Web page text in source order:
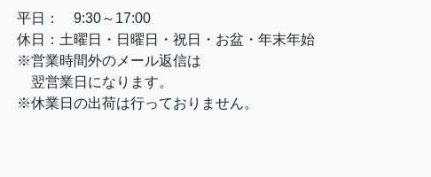
平日： 9:30～17:00
休日：土曜日・日曜日・祝日・お盆・年末年始
※営業時間外のメール返信は
翌営業日になります。
※休業日の出荷は行っておりません。